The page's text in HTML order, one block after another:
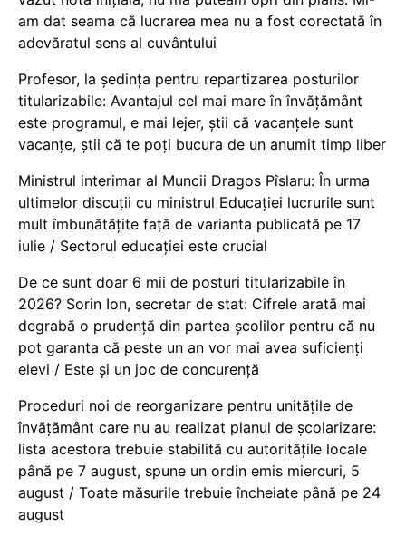
am dat seama că lucrarea mea nu a fost corectată în
adevăratul sens al cuvântului
Profesor, la ședința pentru repartizarea posturilor
titularizabile: Avantajul cel mai mare în învățământ
este programul, e mai lejer, știi că vacanțele sunt
vacanţe, știi că te poți bucura de un anumit timp liber
Ministrul interimar al Muncii Dragos Pîslaru: În urma
ultimelor discuții cu ministrul Educației lucrurile sunt
mult îmbunătățite față de varianta publicată pe 17
iulie / Sectorul educației este crucial
De ce sunt doar 6 mii de posturi titularizabile în
2026? Sorin Ion, secretar de stat: Cifrele arată mai
degrabă o prudență din partea școlilor pentru că nu
pot garanta că peste un an vor mai avea suficienți
elevi / Este și un joc de concurență
Proceduri noi de reorganizare pentru unitățile de
învățământ care nu au realizat planul de școlarizare:
lista acestora trebuie stabilită cu autoritățile locale
până pe 7 august, spune un ordin emis miercuri, 5
august / Toate măsurile trebuie încheiate până pe 24
august